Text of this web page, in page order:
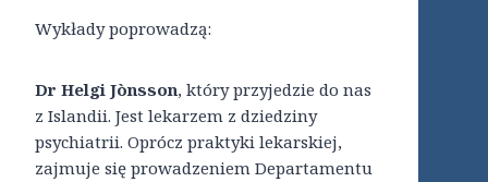
Wykłady poprowadzą:
Dr Helgi Jònsson, który przyjedzie do nas
z Islandii. Jest lekarzem z dziedziny
psychiatrii. Oprócz praktyki lekarskiej,
zajmuje się prowadzeniem Departamentu